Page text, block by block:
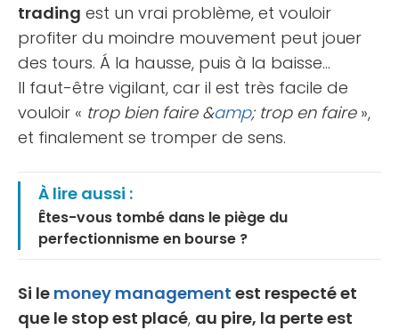
trading est un vrai problème, et vouloir
profiter du moindre mouvement peut jouer
des tours. Á la hausse, puis à la baisse…
Il faut-être vigilant, car il est très facile de
vouloir « trop bien faire &amp; trop en faire»,
et finalement se tromper de sens.
À lire aussi :
Êtes-vous tombé dans le piège du
perfectionnisme en bourse ?
Si le money management est respecté et
que le stop est placé, au pire, la perte est